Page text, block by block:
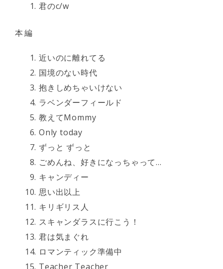
君のc/w
本編
近いのに離れてる
国境のない時代
抱きしめちゃいけない
ラベンダーフィールド
教えてMommy
Only today
ずっと ずっと
ごめんね、好きになっちゃって…
キャンディー
思い出以上
キリギリス人
スキャンダラスに行こう！
君は気まぐれ
ロマンティック準備中
Teacher Teacher